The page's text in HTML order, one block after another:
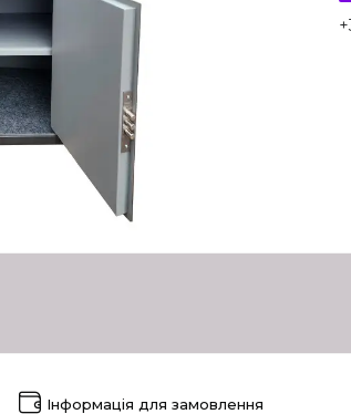
Інформація для замовлення